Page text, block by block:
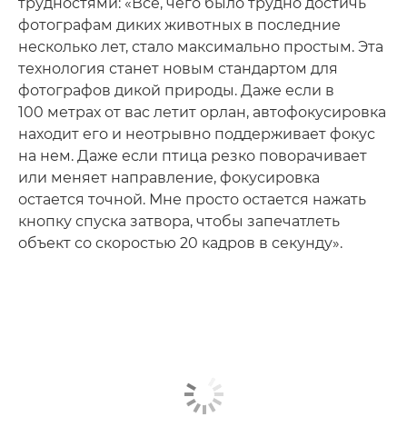
фотографам диких животных в последние
несколько лет, стало максимально простым. Эта
технология станет новым стандартом для
фотографов дикой природы. Даже если в
100 метрах от вас летит орлан, автофокусировка
находит его и неотрывно поддерживает фокус
на нем. Даже если птица резко поворачивает
или меняет направление, фокусировка
остается точной. Мне просто остается нажать
кнопку спуска затвора, чтобы запечатлеть
объект со скоростью 20 кадров в секунду».